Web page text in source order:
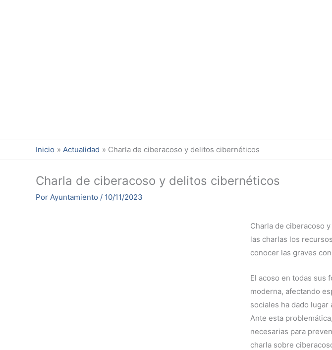
Inicio Actualidad Charla de ciberacoso y delitos cibernéticos
Charla de ciberacoso y delitos cibernéticos
Por Ayuntamiento / 10/11/2023
Charla de ciberacoso
las charlas los
conocer las graves
El acoso en todas sus
moderna, afectando
sociales ha dado
Ante esta
necesarias para
charla sobre